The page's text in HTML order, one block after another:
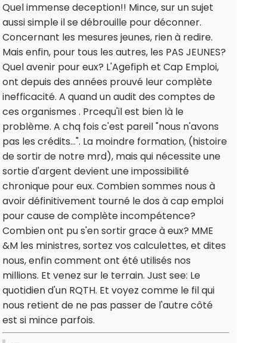
Quel immense deception!! Mince, sur un sujet
aussi simple il se débrouille pour déconner.
Concernant les mesures jeunes, rien à redire.
Mais enfin, pour tous les autres, les PAS JEUNES?
Quel avenir pour eux? L'Agefiph et Cap Emploi,
ont depuis des années prouvé leur complète
inefficacité. A quand un audit des comptes de
ces organismes . Prcequ'il est bien là le
problème. A chq fois c'est pareil "nous n'avons
pas les crédits...". La moindre formation, (histoire
de sortir de notre mrd), mais qui nécessite une
sortie d'argent devient une impossibilité
chronique pour eux. Combien sommes nous à
avoir définitivement tourné le dos à cap emploi
pour cause de complète incompétence?
Combien ont pu s'en sortir grace à eux? MME
&M les ministres, sortez vos calculettes, et dites
nous, enfin comment ont été utilisés nos
millions. Et venez sur le terrain. Just see: Le
quotidien d'un RQTH. Et voyez comme le fil qui
nous retient de ne pas passer de l'autre côté
est si mince parfois.